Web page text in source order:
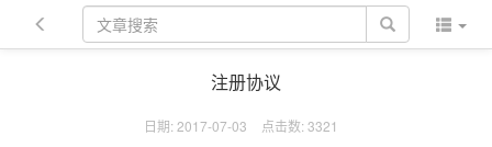
注册协议
日期: 2017-07-03 点击数: 3321